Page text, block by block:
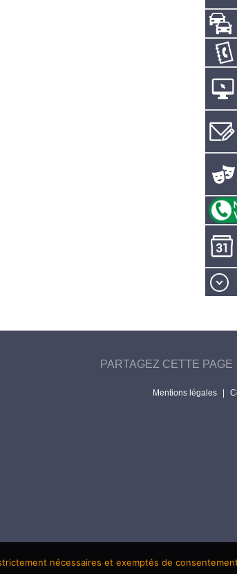
PARTAGEZ CETTE PAGE
Mentions légales
nécessaires et exemptés de